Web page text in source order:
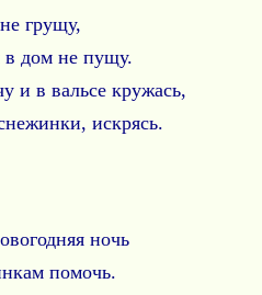
грущу,
в дом не пущу.
и в вальсе кружась,
искрясь.
ночь
помочь.